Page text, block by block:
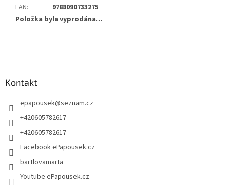
EAN:
9788090733275
Položka byla vyprodána…
Kontakt
epapousek@seznam.cz
+420605782617
+420605782617
Facebook ePapousek.cz
bartlovamarta
Youtube ePapousek.cz